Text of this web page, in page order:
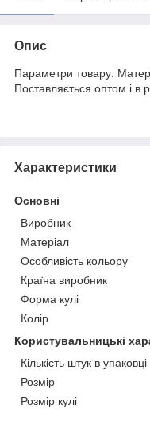
Опис
Параметри товару:
Поставляється оптом і в
Характеристики
Основні
Виробник
Матеріал
Особливість кольору
Країна виробник
Форма кулі
Колір
Користувальницькі
Кількість штук в упаковці
Розмір
Розмір кулі